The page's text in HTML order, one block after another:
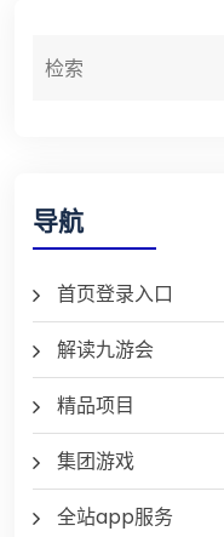
导航
首页登录入口
解读九游会
精品项目
集团游戏
全站app服务